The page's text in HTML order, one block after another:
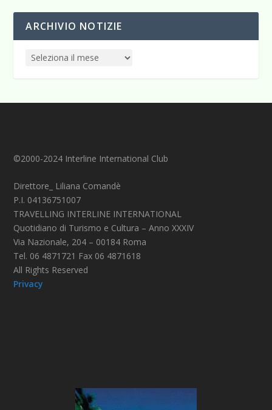
ARCHIVIO NOTIZIE
©2000-2024 Interline International Club
Direttore_ Liliana Comandè
P.I. 04136751007
TRAVELLING INTERLINE INTERNATIONAL
Quotidiano di Turismo e Cultura – Anno XXXIV
Via Nazionale, 204 – 00184 Roma
Tel. 06 4871721 Fax 06 4871618
All Rights Reserved
Privacy